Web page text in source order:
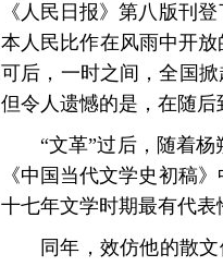
《人民日报》第八版刊
本人民 比作在风雨中开
可后，一时之间，全国
但令人遗憾的是，在随后
“文革”过后，随着杨
《中国当代文学史初稿》
十七年文学时期最有代表
同年，效仿他的散